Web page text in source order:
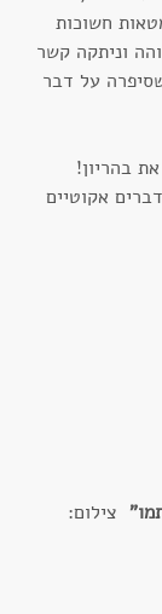
חשוכות
וניתקה קשר
על דבר
בהריון!
אקוטיים
צילום: